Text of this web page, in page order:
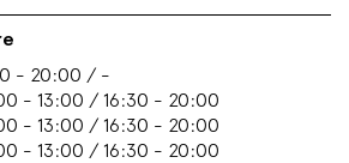
- 20:00 / -
- 13:00 / 16:30 - 20:00
- 13:00 / 16:30 - 20:00
- 13:00 / 16:30 - 20:00